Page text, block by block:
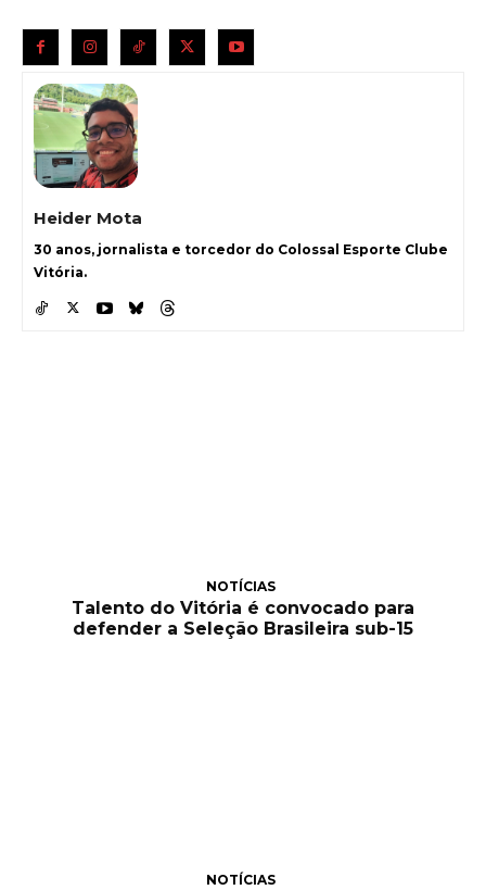
Heider Mota
30 anos, jornalista e torcedor do Colossal Esporte Clube
Vitória.
NOTÍCIAS
Talento do Vitória é convocado para
defender a Seleção Brasileira sub-15
NOTÍCIAS